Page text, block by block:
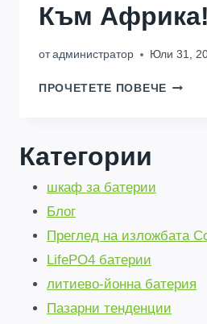
Към Африка!
от администратор Юли 31,
ПРОЧЕТЕТЕ ПОВЕЧЕ
КИТАЙ
Категории
шкаф за батерии
Блог
Преглед на изложбата
LifePO4 батерии
литиево-йонна батерия
Пазарни тенденции